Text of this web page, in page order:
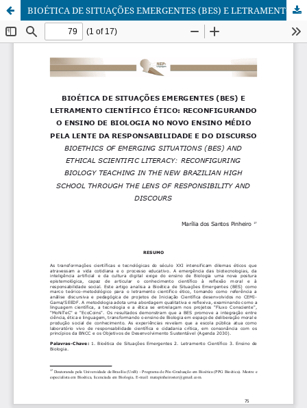
BIOÉTICA DE SITUAÇÕES EMERGENTES (BES) E LETRAMENTO CIENTÍFICO ÉTICO